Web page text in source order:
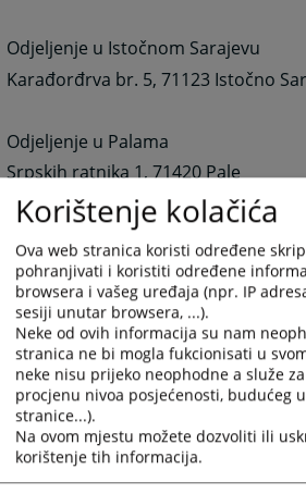
Odjeljenje u Istočnom Sarajevu
Karađorđrva br. 5, 71123 Istočno
Odjeljenje u Palama
Srpskih ratnika 1, 71420 Pale
Telefoni:
Centrala: 057/448-113
Odjeljenje za prekršaje: 057/
Odjeljenje u Istočnom
Odjeljenje u Palama: 057/
Sekretar suda: 057/448-113
Fax: 057/448-113
e-mail:ossudsok@teol.net
Korištenje kolačića
Ova web stranica koristi određene
pohranjivati i koristiti određene
browsera i vašeg uređaja (npr. IP
sesiji unutar browsera, ...).
Neke od ovih informacija su nam
stranica ne bi mogla fukcionisati u
neke nisu prijeko neophodne a služe
procjenu nivoa posjećenosti, budućeg
stranice...).
Na ovom mjestu možete dozvoliti ili
korištenje tih informacija.